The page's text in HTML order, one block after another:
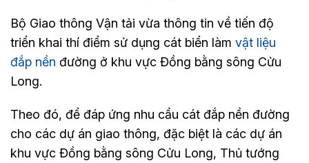
Bộ Giao thông Vận tải vừa thông tin về tiến độ
triển khai thí điểm sử dụng cát biển làm vật liệu
đắp nền đường ở khu vực Đồng bằng sông Cửu
Long.
Theo đó, để đáp ứng nhu cầu cát đắp nền đường
cho các dự án giao thông, đặc biệt là các dự án
khu vực Đồng bằng sông Cửu Long, Thủ tướng